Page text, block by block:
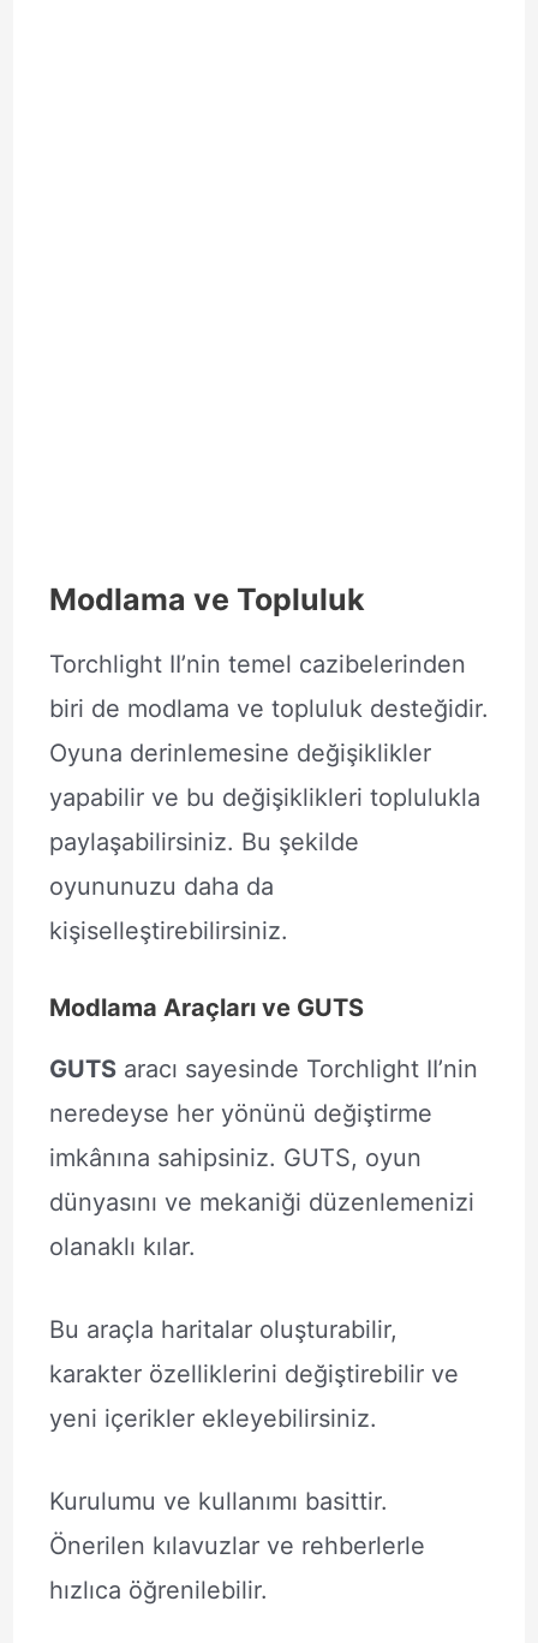
Modlama ve Topluluk
Torchlight II’nin temel cazibelerinden
biri de modlama ve topluluk desteğidir.
Oyuna derinlemesine değişiklikler
yapabilir ve bu değişiklikleri toplulukla
paylaşabilirsiniz. Bu şekilde
oyununuzu daha da
kişiselleştirebilirsiniz.
Modlama Araçları ve GUTS
GUTSaracı sayesinde Torchlight II’nin
neredeyse her yönünü değiştirme
imkânına sahipsiniz. GUTS, oyun
dünyasını ve mekaniği düzenlemenizi
olanaklı kılar.
Bu araçla haritalar oluşturabilir,
karakter özelliklerini değiştirebilir ve
yeni içerikler ekleyebilirsiniz.
Kurulumu ve kullanımı basittir.
Önerilen kılavuzlar ve rehberlerle
hızlıca öğrenilebilir.